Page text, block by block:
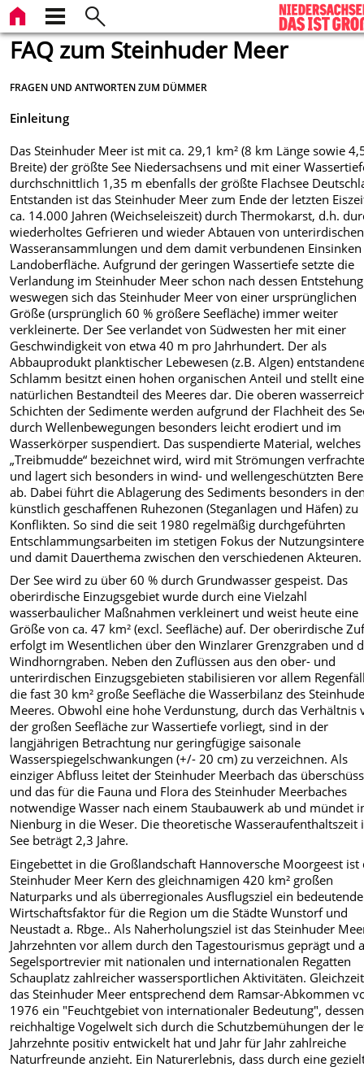
FAQ zum Steinhuder Meer
FRAGEN UND ANTWORTEN ZUM DÜMMER
Einleitung
Das Steinhuder Meer ist mit ca. 29,1 km² (8 km Länge sowie
Breite) der größte See Niedersachsens und mit einer
durchschnittlich 1,35 m ebenfalls der größte Flachsee
Entstanden ist das Steinhuder Meer zum Ende der letzten
ca. 14.000 Jahren (Weichseleiszeit) durch Thermokarst, d.h.
wiederholtes Gefrieren und wieder Abtauen von unterirdischen
Wasseransammlungen und dem damit verbundenen
Landoberfläche. Aufgrund der geringen Wassertiefe setzte die
Verlandung im Steinhuder Meer schon nach dessen
weswegen sich das Steinhuder Meer von einer ursprünglichen
Größe (ursprünglich 60 % größere Seefläche) immer weiter
verkleinerte. Der See verlandet von Südwesten her mit einer
Geschwindigkeit von etwa 40 m pro Jahrhundert. Der als
Abbauprodukt planktischer Lebewesen (z.B. Algen)
Schlamm besitzt einen hohen organischen Anteil und stellt
natürlichen Bestandteil des Meeres dar. Die oberen
Schichten der Sedimente werden aufgrund der Flachheit des
durch Wellenbewegungen besonders leicht erodiert und im
Wasserkörper suspendiert. Das suspendierte Material, welches
„Treibmudde“ bezeichnet wird, wird mit Strömungen
und lagert sich besonders in wind- und wellengeschützten
ab. Dabei führt die Ablagerung des Sediments besonders in
künstlich geschaffenen Ruhezonen (Steganlagen und Häfen) zu
Konflikten. So sind die seit 1980 regelmäßig durchgeführten
Entschlammungsarbeiten im stetigen Fokus der
und damit Dauerthema zwischen den verschiedenen Akteuren.
Der See wird zu über 60 % durch Grundwasser gespeist. Das
oberirdische Einzugsgebiet wurde durch eine Vielzahl
wasserbaulicher Maßnahmen verkleinert und weist heute eine
Größe von ca. 47 km² (excl. Seefläche) auf. Der oberirdische
erfolgt im Wesentlichen über den Winzlarer Grenzgraben und
Windhorngraben. Neben den Zuflüssen aus den ober- und
unterirdischen Einzugsgebieten stabilisieren vor allem
die fast 30 km² große Seefläche die Wasserbilanz des
Meeres. Obwohl eine hohe Verdunstung, durch das Verhältnis
der großen Seefläche zur Wassertiefe vorliegt, sind in der
langjährigen Betrachtung nur geringfügige saisonale
Wasserspiegelschwankungen (+/- 20 cm) zu verzeichnen. Als
einziger Abfluss leitet der Steinhuder Meerbach das
und das für die Fauna und Flora des Steinhuder Meerbaches
notwendige Wasser nach einem Staubauwerk ab und mündet
Nienburg in die Weser. Die theoretische Wasseraufenthaltszeit
See beträgt 2,3 Jahre.
Eingebettet in die Großlandschaft Hannoversche Moorgeest ist
Steinhuder Meer Kern des gleichnamigen 420 km² großen
Naturparks und als überregionales Ausflugsziel ein
Wirtschaftsfaktor für die Region um die Städte Wunstorf und
Neustadt a. Rbge.. Als Naherholungsziel ist das Steinhuder
Jahrzehnten vor allem durch den Tagestourismus geprägt und
Segelsportrevier mit nationalen und internationalen Regatten
Schauplatz zahlreicher wassersportlichen Aktivitäten.
das Steinhuder Meer entsprechend dem Ramsar-Abkommen
1976 ein "Feuchtgebiet von internationaler Bedeutung", dessen
reichhaltige Vogelwelt sich durch die Schutzbemühungen der
Jahrzehnte positiv entwickelt hat und Jahr für Jahr zahlreiche
Naturfreunde anzieht. Ein Naturerlebnis, dass durch eine